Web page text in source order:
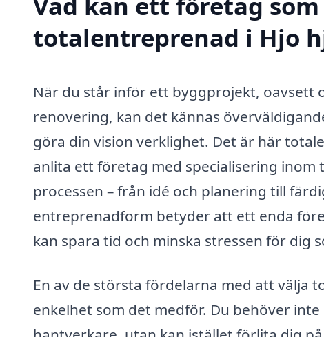
totalentreprenad i Hjo
När du står inför ett byggprojekt, oavsett
renovering, kan det kännas
göra din vision verklighet. Det är här
anlita ett företag med specialisering
processen – från idé och planering till
entreprenadform betyder att ett enda
kan spara tid och minska stressen för dig
En av de största fördelarna med att välja
enkelhet som det medför. Du behöver